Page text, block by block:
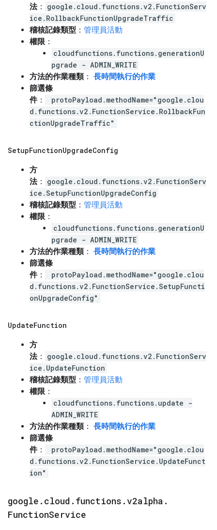
法：
google.cloud.functions.v2.FunctionServ
ice.RollbackFunctionUpgradeTraffic
稽核記錄類型 ： 管理員活動
權限 ：
cloudfunctions.functions.generationU
pgrade - ADMIN_WRITE
方法的作業種類： 長時間執行的作業
篩選條
件：
protoPayload.methodName="google.clou
d.functions.v2.FunctionService.RollbackFun
ctionUpgradeTraffic"
SetupFunctionUpgradeConfig
方
法：
google.cloud.functions.v2.FunctionServ
ice.SetupFunctionUpgradeConfig
稽核記錄類型 ： 管理員活動
權限 ：
cloudfunctions.functions.generationU
pgrade - ADMIN_WRITE
方法的作業種類： 長時間執行的作業
篩選條
件：
protoPayload.methodName="google.clou
d.functions.v2.FunctionService.SetupFuncti
onUpgradeConfig"
UpdateFunction
方
法：
google.cloud.functions.v2.FunctionServ
ice.UpdateFunction
稽核記錄類型 ： 管理員活動
權限 ：
cloudfunctions.functions.update -
ADMIN_WRITE
方法的作業種類： 長時間執行的作業
篩選條
件：
protoPayload.methodName="google.clou
d.functions.v2.FunctionService.UpdateFunct
ion"
google . cloud . functions . v2alpha .
FunctionService